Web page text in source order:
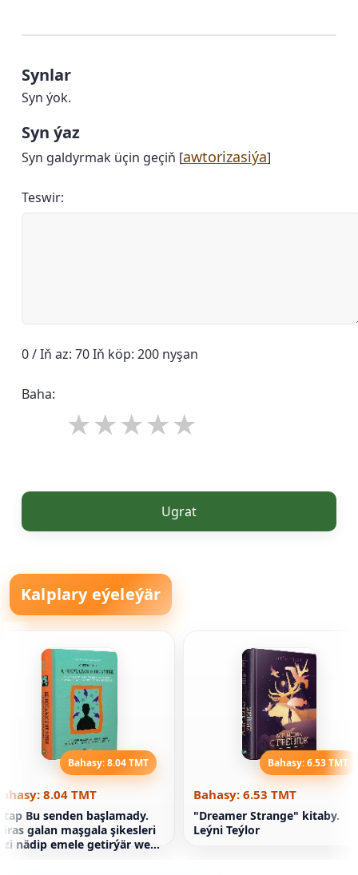
Synlar
Syn ýok.
Syn ýaz
Syn galdyrmak üçin geçiň [awtorizasiýa]
Teswir:
0 / Iň az: 70 Iň köp: 200 nyşan
Baha:
Ugrat
Kalplary eýeleýär
Bahasy: 8.04 TMT
8.04 TMT
Bu senden başlamady.
galan maşgala şikesleri
nädip emele getirýär we
Bahasy: 6.53 TMT
Bahasy: 6.53 TMT
"Dreamer Strange" kitaby.
Leýni Teýlor